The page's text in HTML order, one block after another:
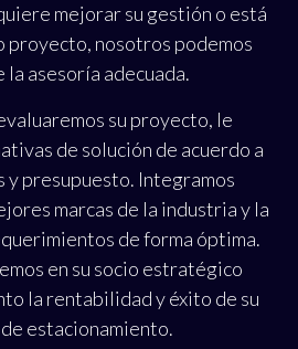
mejorar su gestión o está
proyecto, nosotros podemos
asesoría adecuada.
su proyecto, le
de solución de acuerdo a
y presupuesto. Integramos
marcas de la industria y la
de forma óptima.
en su socio estratégico
la rentabilidad y éxito de su
estacionamiento.